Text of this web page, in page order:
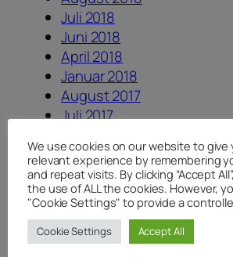
Juli 2018
Juni 2018
April 2018
Januar 2018
August 2017
Juli 2017
Dezember 2016
August 2016
Juni 2016
Mai 2016
April 2016
We use cookies on our website to
relevant experience by remembering
and repeat visits. By clicking “Accept
the use of ALL the cookies. However,
"Cookie Settings" to provide a
Cookie Settings Accept All